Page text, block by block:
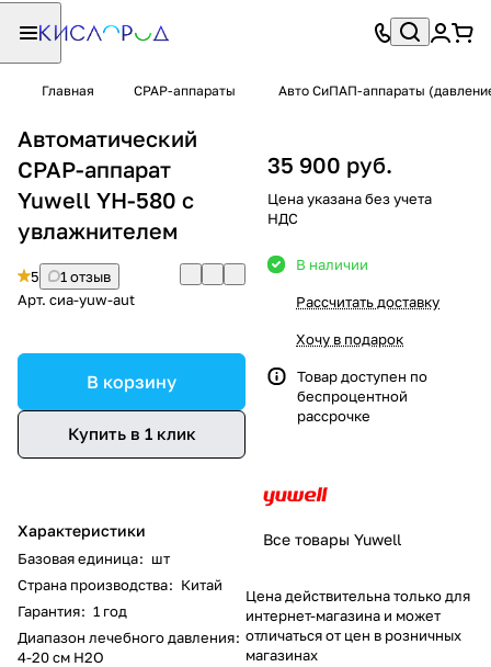
Главная CPAP-аппараты Авто СиПАП-аппараты
Автоматический
CPAP-аппарат
Yuwell YH-580 с
увлажнителем
5
1 отзыв
Арт. сиа-yuw-aut
В корзину
Купить в 1 клик
Характеристики
Базовая единица: шт
Страна производства: Китай
Гарантия: 1 год
Диапазон лечебного давления:
4-20 см Н2О
35 900 руб.
Цена указана без учета
НДС
В наличии
Рассчитать доставку
Хочу в подарок
Товар доступен по
беспроцентной
рассрочке
Все товары Yuwell
Цена действительна только для
интернет-магазина и может
отличаться от цен в розничных
магазинах